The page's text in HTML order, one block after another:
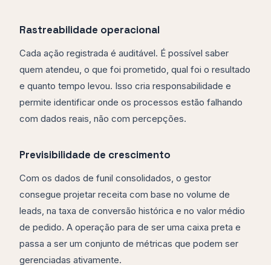
Rastreabilidade operacional
Cada ação registrada é auditável. É possível saber
quem atendeu, o que foi prometido, qual foi o resultado
e quanto tempo levou. Isso cria responsabilidade e
permite identificar onde os processos estão falhando
com dados reais, não com percepções.
Previsibilidade de crescimento
Com os dados de funil consolidados, o gestor
consegue projetar receita com base no volume de
leads, na taxa de conversão histórica e no valor médio
de pedido. A operação para de ser uma caixa preta e
passa a ser um conjunto de métricas que podem ser
gerenciadas ativamente.